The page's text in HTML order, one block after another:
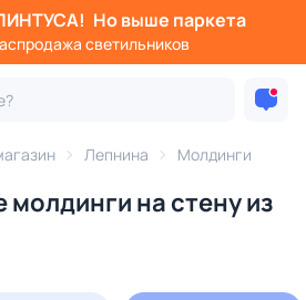
Но выше паркета
светильников
Лепнина Молдинги
на стену из
Фильтры